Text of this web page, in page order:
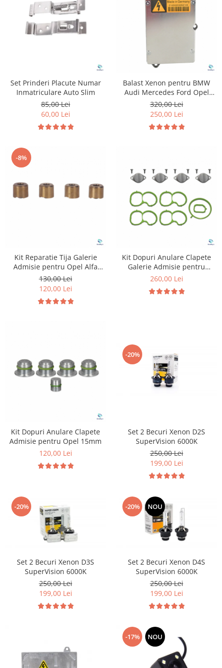
Suzuki
Toyota
Dopuri anulare clapete admisie
Garnituri galerie admisie BMW
Valve PCV
95%
Eleron Portbagaj
Set Prinderi Placute Numar
Inmatriculare Auto Slim
85,00 Lei
60,00 Lei
Balast Xenon pentru BMW
Audi Mercedes Ford Opel
Jaguar Skoda Saab Land Rover
Volkswagen
320,00 Lei
250,00 Lei
-8%
Kit Reparatie Tija Galerie
Admisie pentru Opel Alfa
Romeo Saab
130,00 Lei
120,00 Lei
Kit Dopuri Anulare Clapete
Galerie Admisie pentru
Opel 2.0 &1.9
260,00 Lei
Kit Dopuri Anulare Clapete
Admisie pentru Opel 15mm
120,00 Lei
-20%
Set 2 Becuri Xenon D2S
SuperVision 6000K
250,00 Lei
199,00 Lei
-20%
Set 2 Becuri Xenon D3S
SuperVision 6000K
250,00 Lei
199,00 Lei
-20% NOU
Set 2 Becuri Xenon D4S
SuperVision 6000K
250,00 Lei
199,00 Lei
-17% NOU